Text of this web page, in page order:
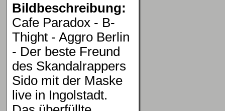
Bildbeschreibung:
Cafe Paradox - B-
Thight - Aggro Berlin
- Der beste Freund
des Skandalrappers
Sido mit der Maske
live in Ingolstadt.